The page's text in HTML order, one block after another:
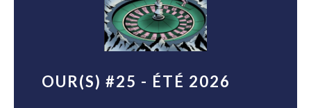
OUR(S) #25 - ÉTÉ 2026